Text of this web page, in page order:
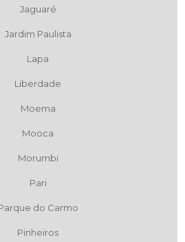
Jaguaré
Jardim Paulista
Lapa
Liberdade
Moema
Mooca
Morumbi
Pari
do Carmo
Pinheiros